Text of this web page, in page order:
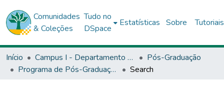
Comunidades
& Coleções
Tudo no
DSpace
Estatísticas Sobre Tutoriais
Início Campus I - Departamento de Educação (DEDC) - Salvador
Pós-Graduação
Programa de Pós-Graduação Stricto Sensu (Mestrado Acadêmico) em Educação e Contemporaneidade (PPGEduC)
Search